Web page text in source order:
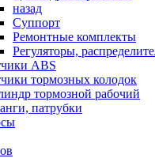
назад
Суппорт
Ремонтные комплекты
Регуляторы,
ABS
тормозных колодок
тормозной рабочий
патрубки